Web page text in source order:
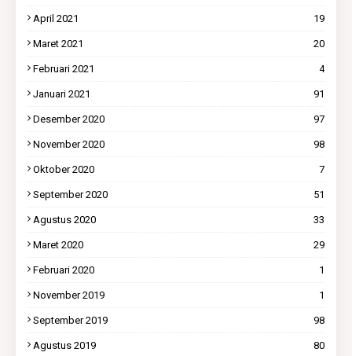
April 2021 19
Maret 2021 20
Februari 2021 4
Januari 2021 91
Desember 2020 97
November 2020 98
Oktober 2020 7
September 2020 51
Agustus 2020 33
Maret 2020 29
Februari 2020 1
November 2019 1
September 2019 98
Agustus 2019 80